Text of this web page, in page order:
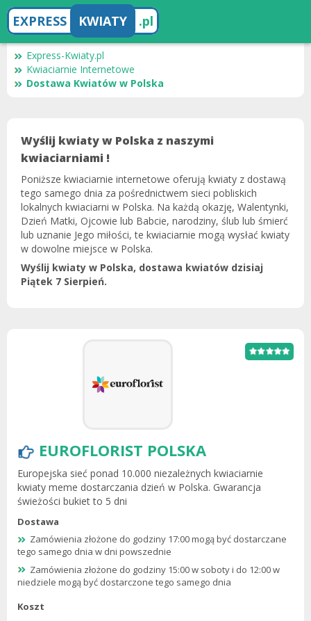
EXPRESS KWIATY .pl
Express-Kwiaty.pl
Kwiaciarnie Internetowe
Dostawa Kwiatów w Polska
Wyślij kwiaty w Polska z naszymi
kwiaciarniami !
Poniższe kwiaciarnie internetowe oferują kwiaty z dostawą
tego samego dnia za pośrednictwem sieci pobliskich
lokalnych kwiaciarni w Polska. Na każdą okazję, Walentynki,
Dzień Matki, Ojcowie lub Babcie, narodziny, ślub lub śmierć
lub uznanie Jego miłości, te kwiaciarnie mogą wysłać kwiaty
w dowolne miejsce w Polska.
Wyślij kwiaty w Polska, dostawa kwiatów dzisiaj
Piątek 7 Sierpień.
EUROFLORIST POLSKA
Europejska sieć ponad 10.000 niezależnych kwiaciarnie
kwiaty meme dostarczania dzień w Polska. Gwarancja
świeżości bukiet to 5 dni
Dostawa
Zamówienia złożone do godziny 17:00 mogą być dostarczane
tego samego dnia w dni powszednie
Zamówienia złożone do godziny 15:00 w soboty i do 12:00 w
niedziele mogą być dostarczone tego samego dnia
Koszt